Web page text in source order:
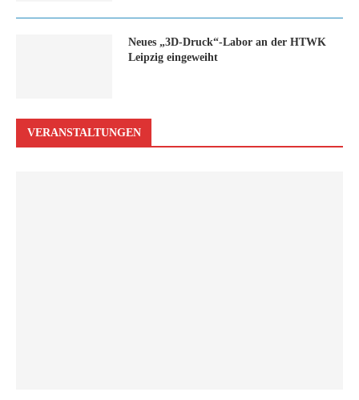
Neues „3D-Druck“-Labor an der HTWK
Leipzig eingeweiht
VERANSTALTUNGEN